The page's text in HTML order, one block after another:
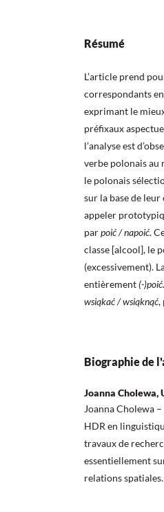
Résumé
L’article prend
correspondants
exprimant le
préfixaux
l’analyse est
verbe polonais au
le polonais
sur la base de
appeler
parpoić / napoić.
classe [alcool], le
(excessivement).
entièrement(-)poić.
wsiąkać / wsiąknąć,
Biographie de
Joanna
Joanna Cholewa
HDR en
travaux de
essentiellement
relations spatiales.